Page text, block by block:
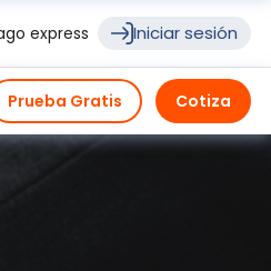
express Iniciar sesión
Prueba Gratis Cotiza